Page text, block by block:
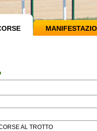
AL TROTTO